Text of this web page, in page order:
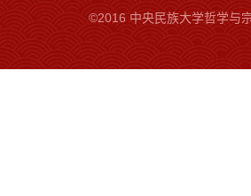
©2016 中央民族大学哲学与